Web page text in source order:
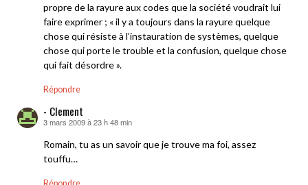
propre de la rayure aux codes que la société voudrait lui
faire exprimer ; « il y a toujours dans la rayure quelque
chose qui résiste à l’instauration de systèmes, quelque
chose qui porte le trouble et la confusion, quelque chose
qui fait désordre ».
Répondre
- Clement
dit :
3 mars 2009 à 23 h 48 min
Romain, tu as un savoir que je trouve ma foi, assez
touffu…